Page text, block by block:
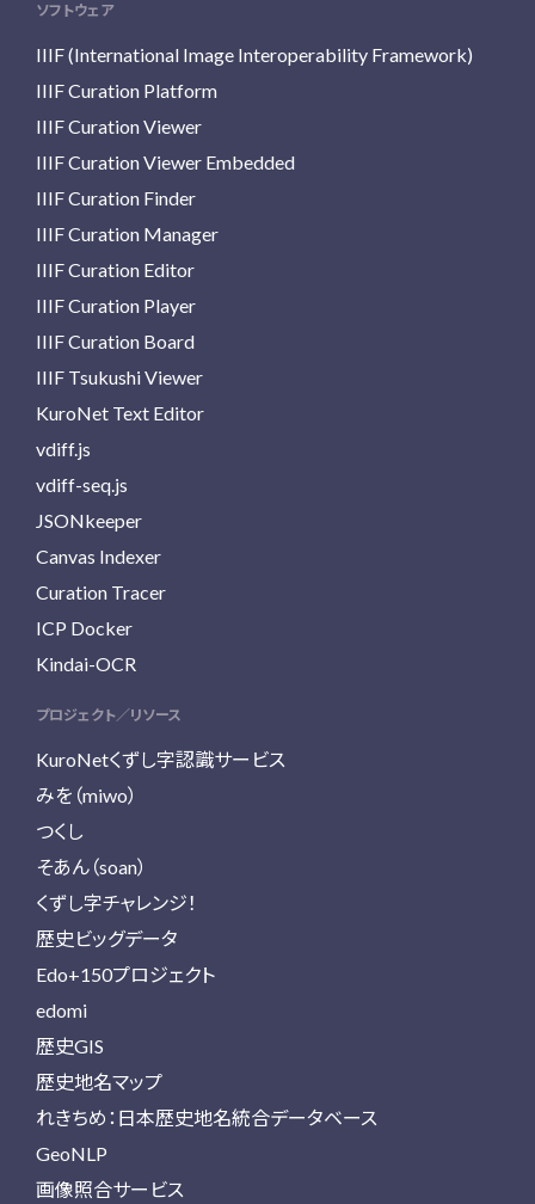
ソフトウェア
IIIF (International Image Interoperability Framework)
IIIF Curation Platform
IIIF Curation Viewer
IIIF Curation Viewer Embedded
IIIF Curation Finder
IIIF Curation Manager
IIIF Curation Editor
IIIF Curation Player
IIIF Curation Board
IIIF Tsukushi Viewer
KuroNet Text Editor
vdiff.js
vdiff-seq.js
JSONkeeper
Canvas Indexer
Curation Tracer
ICP Docker
Kindai-OCR
プロジェクト／リソース
KuroNetくずし字認識サービス
みを（miwo）
つくし
そあん（soan）
くずし字チャレンジ！
歴史ビッグデータ
Edo+150プロジェクト
edomi
歴史GIS
歴史地名マップ
れきちめ：日本歴史地名統合データベース
GeoNLP
画像照合サービス